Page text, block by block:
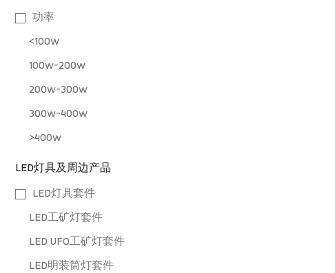
功率
<100w
100w-200w
200w-300w
300w-400w
>400w
LED灯具及周边产品
LED灯具套件
LED工矿灯套件
LED UFO工矿灯套件
LED明装筒灯套件